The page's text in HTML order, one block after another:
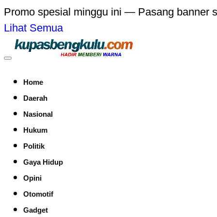
Promo spesial minggu ini — Pasang banner
Lihat Semua
Home
Daerah
Nasional
Hukum
Politik
Gaya Hidup
Opini
Otomotif
Gadget